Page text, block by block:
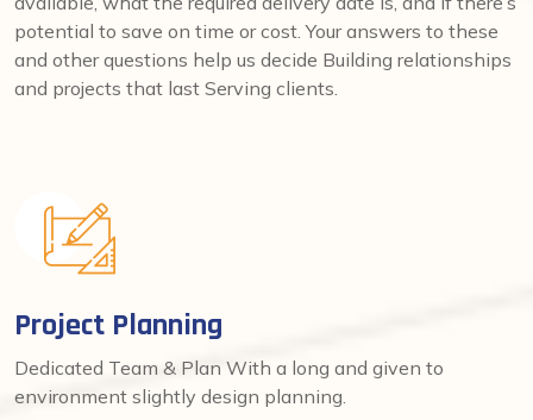
potential to save on time or cost. Your answers to these
and other questions help us decide Building relationships
and projects that last Serving clients.
Project Planning
Dedicated Team & Plan With a long and given to
environment slightly design planning.